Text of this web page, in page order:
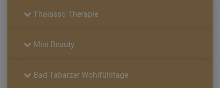
Thalasso Therapie
Mini-Beauty
Bad Tabarzer Wohlfühltage